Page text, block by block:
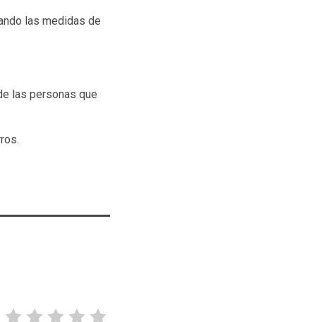
las medidas de
las personas que